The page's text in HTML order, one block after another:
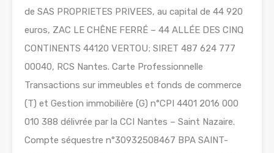
de SAS PROPRIETES PRIVEES, au capital de 44 920
euros, ZAC LE CHÊNE FERRÉ – 44 ALLÉE DES CINQ
CONTINENTS 44120 VERTOU; SIRET 487 624 777
00040, RCS Nantes. Carte Professionnelle
Transactions sur immeubles et fonds de commerce
(T) et Gestion immobilière (G) n°CPI 4401 2016 000
010 388 délivrée par la CCI Nantes – Saint Nazaire.
Compte séquestre n°30932508467 BPA SAINT-